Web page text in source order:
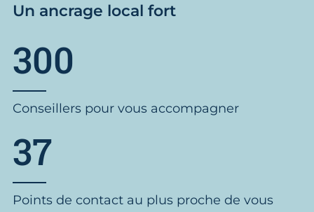
Un ancrage local fort
300
Conseillers pour vous accompagner
37
Points de contact au plus proche de vous